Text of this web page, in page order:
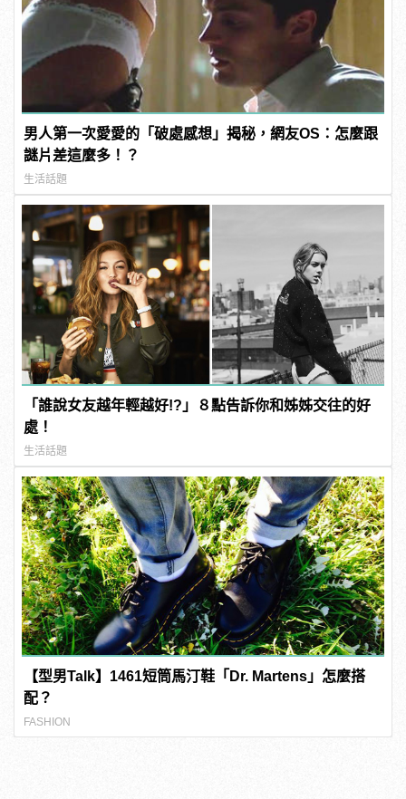
男人第一次愛愛的「破處感想」揭秘，網友OS：怎麼跟
謎片差這麼多！？
生活話題
「誰說女友越年輕越好!?」８點告訴你和姊姊交往的好
處！
生活話題
【型男Talk】1461短筒馬汀鞋「Dr. Martens」怎麼搭
配？
FASHION